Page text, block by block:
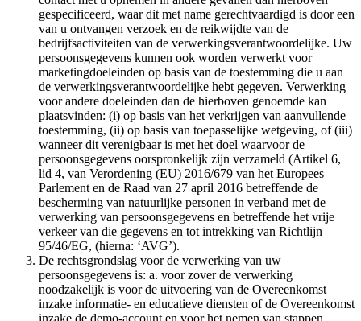
gespecificeerd, waar dit met name gerechtvaardigd is door een
van u ontvangen verzoek en de reikwijdte van de
bedrijfsactiviteiten van de verwerkingsverantwoordelijke. Uw
persoonsgegevens kunnen ook worden verwerkt voor
marketingdoeleinden op basis van de toestemming die u aan
de verwerkingsverantwoordelijke hebt gegeven. Verwerking
voor andere doeleinden dan de hierboven genoemde kan
plaatsvinden: (i) op basis van het verkrijgen van aanvullende
toestemming, (ii) op basis van toepasselijke wetgeving, of (iii)
wanneer dit verenigbaar is met het doel waarvoor de
persoonsgegevens oorspronkelijk zijn verzameld (Artikel 6,
lid 4, van Verordening (EU) 2016/679 van het Europees
Parlement en de Raad van 27 april 2016 betreffende de
bescherming van natuurlijke personen in verband met de
verwerking van persoonsgegevens en betreffende het vrije
verkeer van die gegevens en tot intrekking van Richtlijn
95/46/EG, (hierna: ‘AVG’).
De rechtsgrondslag voor de verwerking van uw
persoonsgegevens is: a. voor zover de verwerking
noodzakelijk is voor de uitvoering van de Overeenkomst
inzake informatie- en educatieve diensten of de Overeenkomst
inzake de demo-account en voor het nemen van stappen